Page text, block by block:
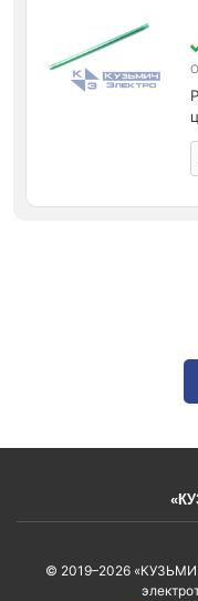
© 2019–2026